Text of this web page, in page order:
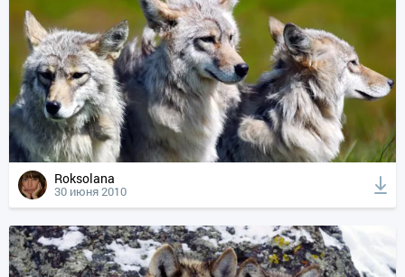
Roksolana
30 июня 2010